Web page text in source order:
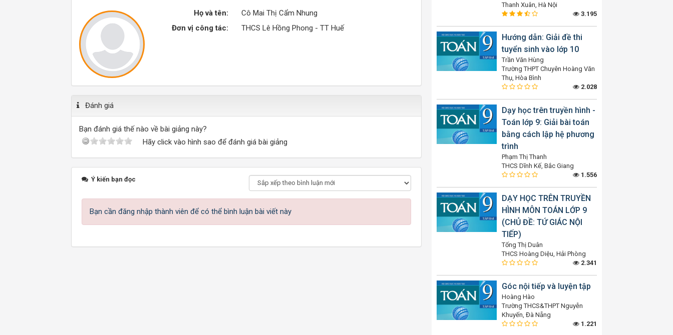
Họ và tên:
Cô Mai Thị Cẩm Nhung
Đơn vị công tác:
THCS Lê Hồng Phong - TT Huế
Đánh giá
Bạn đánh giá thế nào về bài giảng này?
Hãy click vào hình sao để đánh giá bài giảng
Ý kiến bạn đọc
Bạn cần đăng nhập thành viên để có thể bình luận bài viết này
Thanh Xuân, Hà Nội
3.195
Hướng dẫn: Giải đề thi
tuyển sinh vào lớp 10
Trần Văn Hùng
Trường THPT Chuyên Hoàng Văn
Thụ, Hòa Bình
2.028
Dạy học trên truyền hình -
Toán lớp 9: Giải bài toán
bằng cách lập hệ phương
trình
Phạm Thị Thanh
THCS Dĩnh Kế, Bắc Giang
1.556
DẠY HỌC TRÊN TRUYỀN
HÌNH MÔN TOÁN LỚP 9
(CHỦ ĐỀ: TỨ GIÁC NỘI
TIẾP)
Tống Thị Duân
THCS Hoàng Diệu, Hải Phòng
2.341
Góc nội tiếp và luyện tập
Hoàng Hào
Trường THCS&THPT Nguyễn
Khuyến, Đà Nẵng
1.221